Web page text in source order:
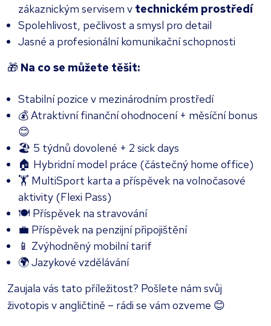
zákaznickým servisem v technickém prostředí
Spolehlivost, pečlivost a smysl pro detail
Jasné a profesionální komunikační schopnosti
🎁 Na co se můžete těšit:
Stabilní pozice v mezinárodním prostředí
💰 Atraktivní finanční ohodnocení + měsíční bonus
😊
🏖️ 5 týdnů dovolené + 2 sick days
🏠 Hybridní model práce (částečný home office)
🏋️ MultiSport karta a příspěvek na volnočasové
aktivity (Flexi Pass)
🍽️ Příspěvek na stravování
💼 Příspěvek na penzijní připojištění
📱 Zvýhodněný mobilní tarif
🌍 Jazykové vzdělávání
Zaujala vás tato příležitost? Pošlete nám svůj
životopis v angličtině – rádi se vám ozveme 😊